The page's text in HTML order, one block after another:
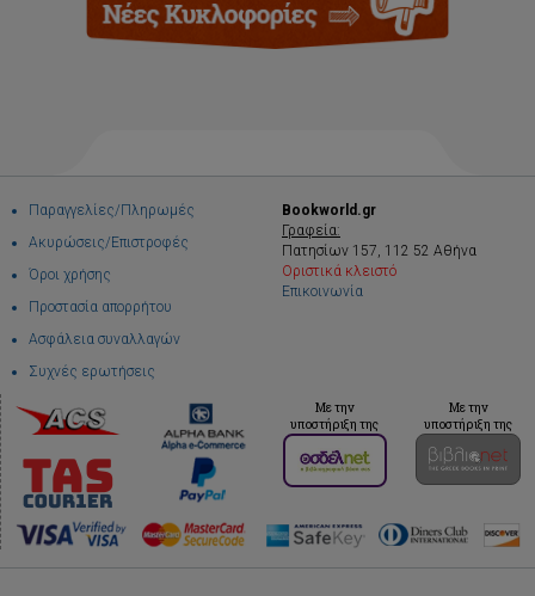
Παραγγελίες/Πληρωμές
Ακυρώσεις/Επιστροφές
Όροι χρήσης
Προστασία απορρήτου
Ασφάλεια συναλλαγών
Συχνές ερωτήσεις
Bookworld.gr
Γραφεία:
Πατησίων 157, 112 52 Αθήνα
Οριστικά κλειστό
Επικοινωνία
Με την
υποστήριξη της
Με την
υποστήριξη της